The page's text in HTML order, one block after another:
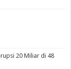
20 Miliar di 48